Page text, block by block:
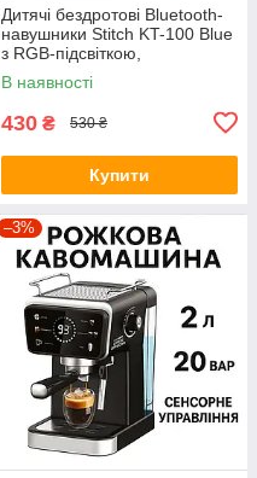
Дитячі бездротові Bluetooth-
навушники Stitch KT-100 Blue
з RGB-підсвіткою,
вбудованим мікрофоном та
слотом для карти пам'яті
В наявності
430 ₴ 530 ₴
Купити
–3%